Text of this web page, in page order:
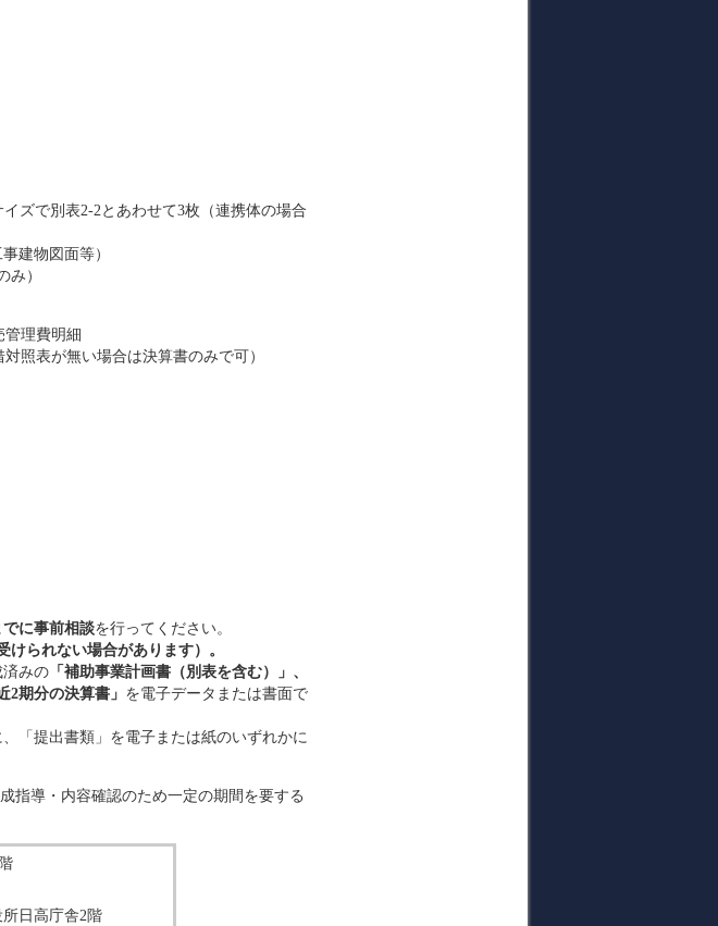
ズで別表2-2とあわせて3枚（連携体の場合
建物図面等）
み）
管理費明細
照表が無い場合は決算書のみで可）
でに事前相談を行ってください。
けられない場合があります）。
みの 「補助事業計画書（別表を含む）」、
2期分の決算書」 を電子データまたは書面で
、「提出書類」を電子または紙のいずれかに
指導・内容確認のため一定の期間を要する
日高庁舎2階